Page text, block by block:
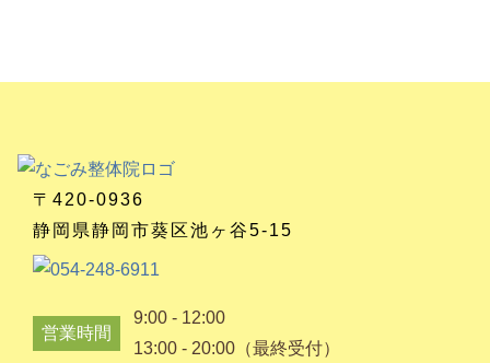
〒420-0936
静岡県静岡市葵区池ヶ谷5-15
営業時間
9:00 - 12:00
13:00 - 20:00（最終受付）